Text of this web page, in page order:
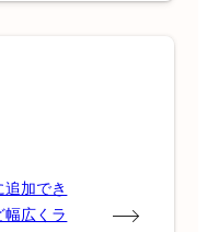
加でき
幅広くラ